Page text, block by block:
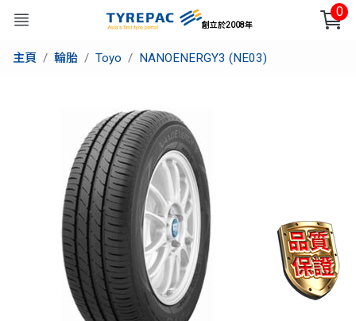
創立於2008年
0
主頁 輪胎 Toyo NANOENERGY3 (NE03)